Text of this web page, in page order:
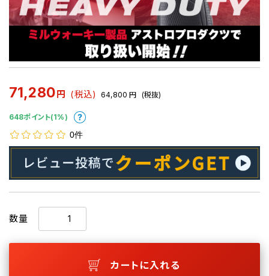
71,280 円 (税込) 64,800 円 (税抜)
648ポイント(1%)
0件
数量
カートに入れる